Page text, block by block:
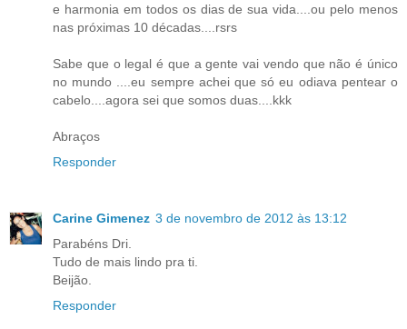
e harmonia em todos os dias de sua vida....ou pelo menos
nas próximas 10 décadas....rsrs
Sabe que o legal é que a gente vai vendo que não é único
no mundo ....eu sempre achei que só eu odiava pentear o
cabelo....agora sei que somos duas....kkk
Abraços
Responder
Carine Gimenez 3 de novembro de 2012 às 13:12
Parabéns Dri.
Tudo de mais lindo pra ti.
Beijão.
Responder